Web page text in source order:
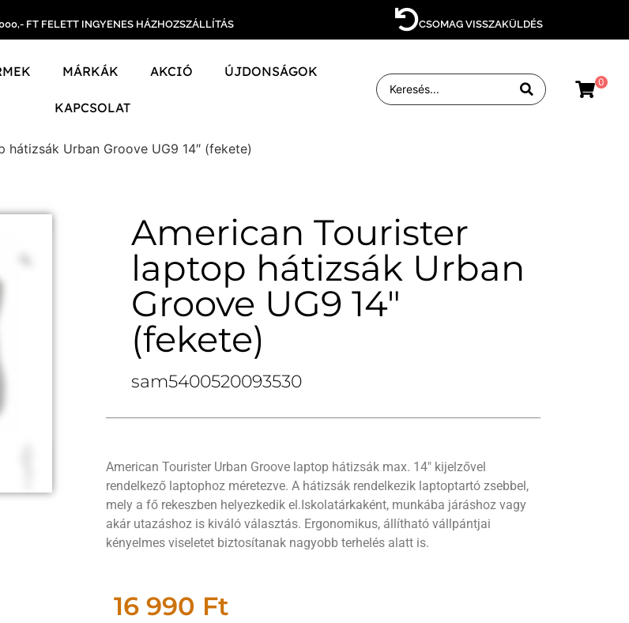
FT FELETT INGYENES HÁZHOZSZÁLLÍTÁS CSOMAG VISSZAKÜLDÉS
MÁRKÁK AKCIÓ ÚJDONSÁGOK
KAPCSOLAT
0
hátizsák Urban Groove UG9 14″ (fekete)
American Tourister
laptop hátizsák Urban
Groove UG9 14″
(fekete)
sam5400520093530
American Tourister Urban Groove laptop hátizsák max. 14″ kijelzővel
rendelkező laptophoz méretezve. A hátizsák rendelkezik laptoptartó zsebbel,
mely a fő rekeszben helyezkedik el.Iskolatárkaként, munkába járáshoz vagy
akár utazáshoz is kiváló választás. Ergonomikus, állítható vállpántjai
kényelmes viseletet biztosítanak nagyobb terhelés alatt is.
16 990 Ft